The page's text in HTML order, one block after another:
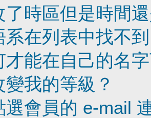
了時區但是時間
系在列表中找不
才能在自己的名
變我的等級？
選會員的 e-mail